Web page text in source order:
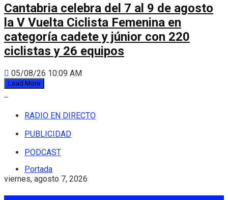
Cantabria celebra del 7 al 9 de agosto
la V Vuelta Ciclista Femenina en
categoría cadete y júnior con 220
ciclistas y 26 equipos
05/08/26 10:09 AM
Load More
RADIO EN DIRECTO
PUBLICIDAD
PODCAST
viernes, agosto 7, 2026
Portada